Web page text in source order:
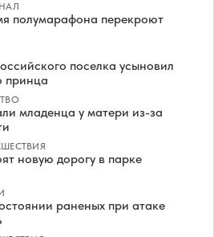
полумарафона перекроют
поселка усыновил
принца
младенца у матери из-за
новую дорогу в парке
раненых при атаке